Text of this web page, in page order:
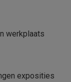
werkplaats
exposities